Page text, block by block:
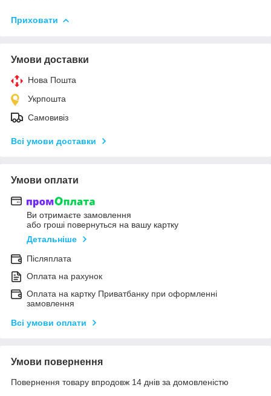
Приховати
Умови доставки
Нова Пошта
Укрпошта
Самовивіз
Всі умови доставки
Умови оплати
Ви отримаєте замовлення
або гроші повернуться на вашу картку
Детальніше
Післяплата
Оплата на рахунок
Оплата на картку Приватбанку при оформленні
замовлення
Всі умови оплати
Умови повернення
Повернення товару впродовж 14 днів за домовленістю